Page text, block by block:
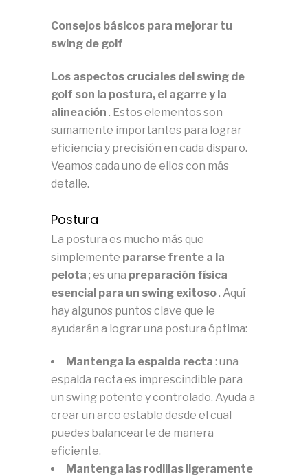
Consejos básicos para mejorar tu
swing de golf
Los aspectos cruciales del swing de
golf son la postura, el agarre y la
alineación . Estos elementos son
sumamente importantes para lograr
eficiencia y precisión en cada disparo.
Veamos cada uno de ellos con más
detalle.
Postura
La postura es mucho más que
simplemente pararse frente a la
pelota ; es una preparación física
esencial para un swing exitoso. Aquí
hay algunos puntos clave que le
ayudarán a lograr una postura óptima:
Mantenga la espalda recta : una
espalda recta es imprescindible para
un swing potente y controlado. Ayuda a
crear un arco estable desde el cual
puedes balancearte de manera
eficiente.
Mantenga las rodillas ligeramente